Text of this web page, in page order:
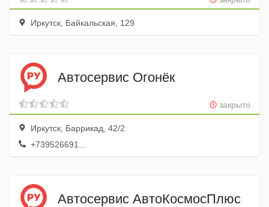
Иркутск, Байкальская, 129
Автосервис Огонёк
закрыто
Иркутск, Баррикад, 42/2
+739526691...
Автосервис АвтоКосмосПлюс